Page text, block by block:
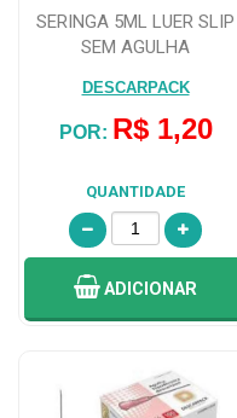
SERINGA 5ML LUER SLIP
SEM AGULHA
DESCARPACK
POR: R$ 1,20
QUANTIDADE
ADICIONAR